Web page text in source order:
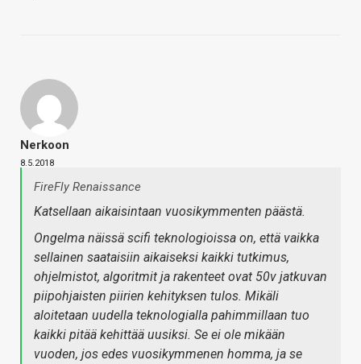
Nerkoon
8.5.2018
FireFly Renaissance
Katsellaan aikaisintaan vuosikymmenten päästä.
Ongelma näissä scifi teknologioissa on, että vaikka
sellainen saataisiin aikaiseksi kaikki tutkimus,
ohjelmistot, algoritmit ja rakenteet ovat 50v jatkuvan
piipohjaisten piirien kehityksen tulos. Mikäli
aloitetaan uudella teknologialla pahimmillaan tuo
kaikki pitää kehittää uusiksi. Se ei ole mikään
vuoden, jos edes vuosikymmenen homma, ja se